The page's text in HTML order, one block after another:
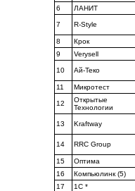
6
ЛАНИТ
7 R-Style
8 Крок
9
Verysell
10 Ай-Теко
11 Микротест
12
Открытые
Технологии
13 Kraftway
14 RRC Group
15 Оптима
16
Компьюлинк (5)
17
1С *